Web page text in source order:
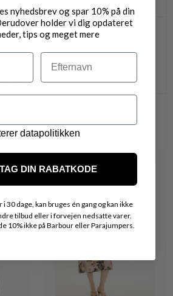
på webshoppen, befinder sig i
forretning for ydeligere info.
vare.
SAMME MÆRKE
nyhedsbrev og spar 10% på din
holder vi dig opdateret
tips og meget mere
Efternavn
datapolitikken
DIN RABATKODE
30 dage, kan bruges én gang og kan ikke
tilbud eller i forvejen nedsatte varer.
10% ikke på Barbour eller Parajumpers.